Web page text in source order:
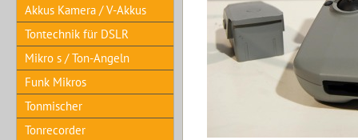
Akkus Kamera / V-Akkus
Tontechnik für DSLR
Mikro s / Ton-Angeln
Funk Mikros
Tonmischer
Tonrecorder